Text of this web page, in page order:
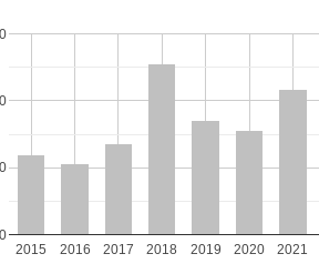
2015 2016 2017 2018 2019 2020 2021